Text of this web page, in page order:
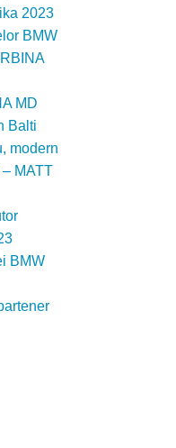
2023
BMW
MD
Balti
modern
MATT
BMW